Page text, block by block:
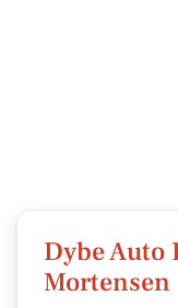
Dybe
Mortensen